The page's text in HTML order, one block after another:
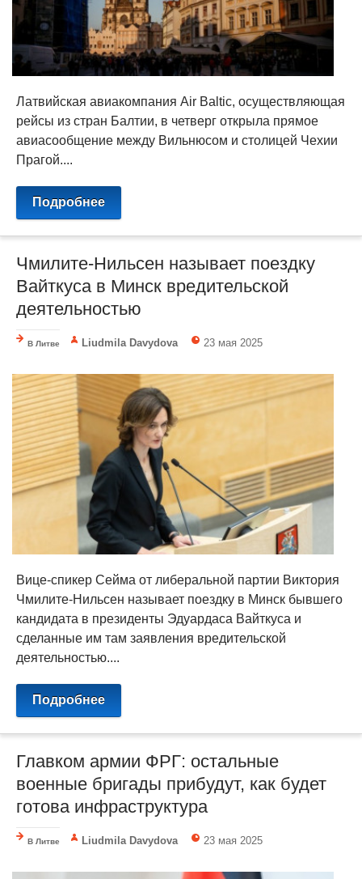
Латвийская авиакомпания Air Baltic, осуществляющая
рейсы из стран Балтии, в четверг открыла прямое
авиасообщение между Вильнюсом и столицей Чехии
Прагой....
Подробнее
Чмилите-Нильсен называет поездку
Вайткуса в Минск вредительской
деятельностью
В Литве Liudmila Davydova 23 мая 2025
Вице-спикер Сейма от либеральной партии Виктория
Чмилите-Нильсен называет поездку в Минск бывшего
кандидата в президенты Эдуардаса Вайткуса и
сделанные им там заявления вредительской
деятельностью....
Подробнее
Главком армии ФРГ: остальные
военные бригады прибудут, как будет
готова инфраструктура
В Литве Liudmila Davydova 23 мая 2025